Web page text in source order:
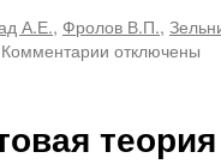
А.Е., Фролов В.П.,
Комментарии к
«Физические
отключены